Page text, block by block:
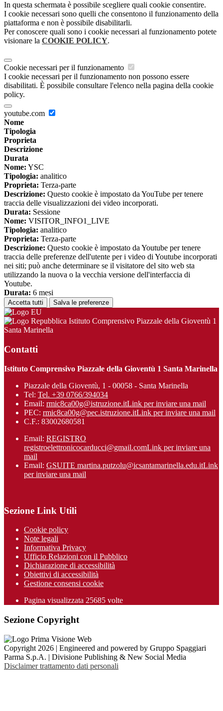
In questa schermata è possibile scegliere quali cookie consentire.
I cookie necessari sono quelli che consentono il funzionamento della
piattaforma e non è possibile disabilitarli.
Per conoscere quali sono i cookie necessari al funzionamento potete
visionare la COOKIE POLICY.
Cookie necessari per il funzionamento
I cookie necessari per il funzionamento non possono essere
disabilitati. È possibile consultare l'elenco nella pagina della cookie
policy.
youtube.com
Nome
Tipologia
Proprieta
Descrizione
Durata
Nome: YSC
Tipologia: analitico
Proprieta: Terza-parte
Descrizione: Questo cookie è impostato da YouTube per tenere
traccia delle visualizzazioni dei video incorporati.
Durata: Sessione
Nome: VISITOR_INFO1_LIVE
Tipologia: analitico
Proprieta: Terza-parte
Descrizione: Questo cookie è impostato da Youtube per tenere
traccia delle preferenze dell'utente per i video di Youtube incorporati
nei siti; può anche determinare se il visitatore del sito web sta
utilizzando la nuova o la vecchia versione dell'interfaccia di
Youtube.
Durata: 6 mesi
Accetta tutti Salva le preferenze
Istituto Comprensivo Piazzale della Gioventù 1
Santa Marinella
Contatti
Istituto Comprensivo Piazzale della Gioventù 1 Santa Marinella
Piazzale della Gioventù, 1 - 00058 - Santa Marinella
Tel: Tel. +39 0766/394034
Email: rmic8ca00g@istruzione.itLink per inviare una mail
PEC: rmic8ca00g@pec.istruzione.itLink per inviare una mail
C.F.: 83002680581
Email: REGISTRO
registroelettronicocarducci@gmail.comLink per inviare una
mail
Email: GSUITE martina.putzolu@icsantamarinel​la.edu.itLink
per inviare una mail
Sezione Link Utili
Cookie policy
Note legali
Informativa Privacy
Ufficio Relazioni con il Pubblico
Dichiarazione di accessibilità
Obiettivi di accessibilità
Gestione consensi cookie
Pagina visualizzata 25685 volte
Sezione Copyright
Copyright 2026 | Engineered and powered by Gruppo Spaggiari
Parma S.p.A. | Divisione Publishing & New Social Media
Disclaimer trattamento dati personali